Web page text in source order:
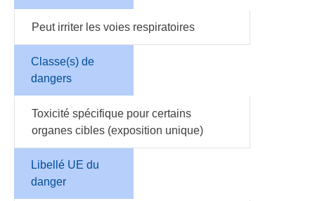
Peut irriter les voies respiratoires
Classe(s) de
dangers
Toxicité spécifique pour certains
organes cibles (exposition unique)
Libellé UE du
danger